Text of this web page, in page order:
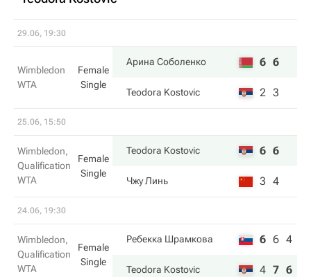
29.06, 19:30
Wimbledon
WTA
Female
Single
Арина Соболенко 6 6
Teodora Kostovic 2 3
25.06, 15:50
Wimbledon,
Qualification
WTA
Female
Single
Teodora Kostovic 6 6
Чжу Линь 3 4
24.06, 19:30
Wimbledon,
Qualification
WTA
Female
Single
Ребекка Шрамкова 6 6 4
Teodora Kostovic 4 7 6